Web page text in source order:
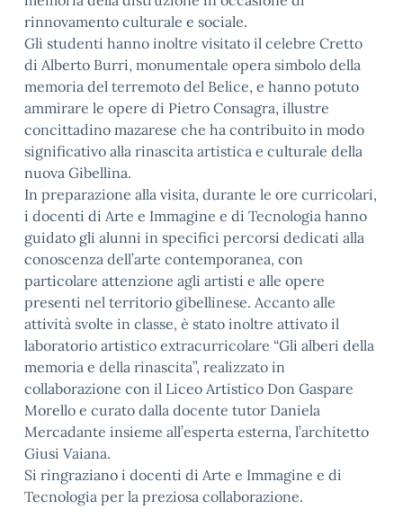
rinnovamento culturale e sociale.
Gli studenti hanno inoltre visitato il celebre Cretto
di Alberto Burri, monumentale opera simbolo della
memoria del terremoto del Belice, e hanno potuto
ammirare le opere di Pietro Consagra, illustre
concittadino mazarese che ha contribuito in modo
significativo alla rinascita artistica e culturale della
nuova Gibellina.
In preparazione alla visita, durante le ore curricolari,
i docenti di Arte e Immagine e di Tecnologia hanno
guidato gli alunni in specifici percorsi dedicati alla
conoscenza dell’arte contemporanea, con
particolare attenzione agli artisti e alle opere
presenti nel territorio gibellinese. Accanto alle
attività svolte in classe, è stato inoltre attivato il
laboratorio artistico extracurricolare “Gli alberi della
memoria e della rinascita”, realizzato in
collaborazione con il Liceo Artistico Don Gaspare
Morello e curato dalla docente tutor Daniela
Mercadante insieme all’esperta esterna, l’architetto
Giusi Vaiana.
Si ringraziano i docenti di Arte e Immagine e di
Tecnologia per la preziosa collaborazione.